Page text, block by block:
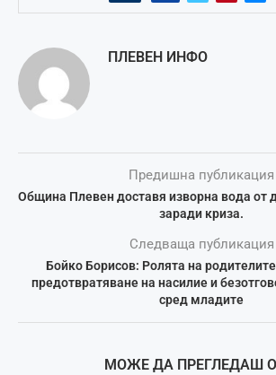
ПЛЕВЕН ИНФО
Предишна публикация
Община Плевен доставя изворна вода от
заради криза.
Следваща публикация
Бойко Борисов: Ролята на
предотвратяване на насилие и
сред младите
МОЖЕ ДА ПРЕГЛЕДАШ